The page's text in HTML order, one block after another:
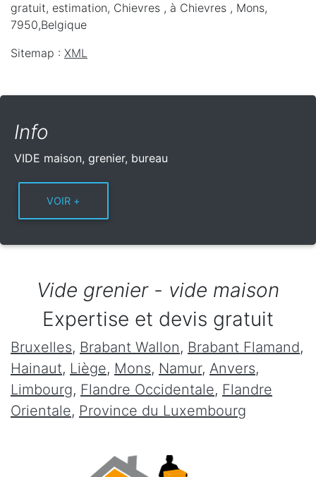
gratuit, estimation, Chievres , à Chievres , Mons,
7950,Belgique
Sitemap : XML
Info
VIDE maison, grenier, bureau
Vide grenier - vide maison
Expertise et devis gratuit
Bruxelles, Brabant Wallon, Brabant Flamand,
Hainaut, Liège, Mons, Namur, Anvers,
Limbourg, Flandre Occidentale, Flandre
Orientale, Province du Luxembourg